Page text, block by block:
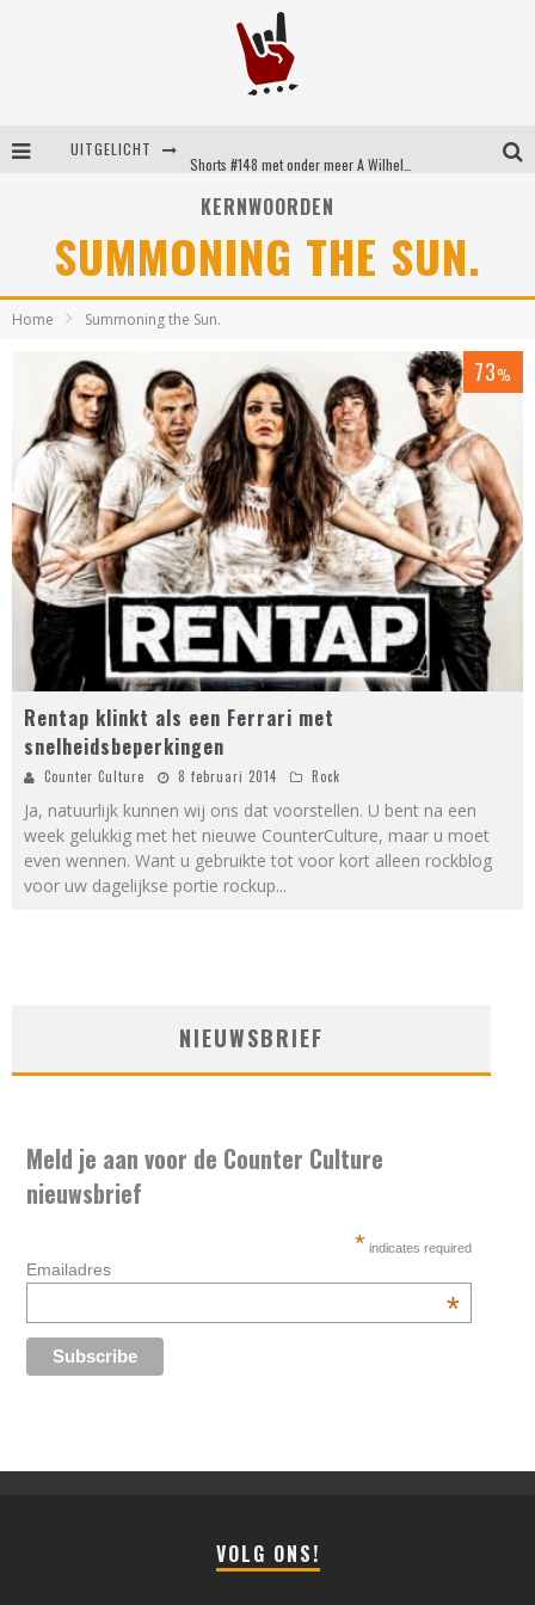
UITGELICHT
Britse emorockers van Basement maken tweede comeback met het indrukwekkende ‘Wired’
Shorts #149 met onder meer No Cure, Eva Under Fire, The Hu en Sleeping With Sirens
KERNWOORDEN
SUMMONING THE SUN.
Home Summoning the Sun.
73%
Rentap klinkt als een Ferrari met
snelheidsbeperkingen
Counter Culture 8 februari 2014 Rock
Ja, natuurlijk kunnen wij ons dat voorstellen. U bent na een
week gelukkig met het nieuwe CounterCulture, maar u moet
even wennen. Want u gebruikte tot voor kort alleen rockblog
voor uw dagelijkse portie rockup...
NIEUWSBRIEF
Meld je aan voor de Counter Culture
nieuwsbrief
* indicates required
Emailadres
*
VOLG ONS!